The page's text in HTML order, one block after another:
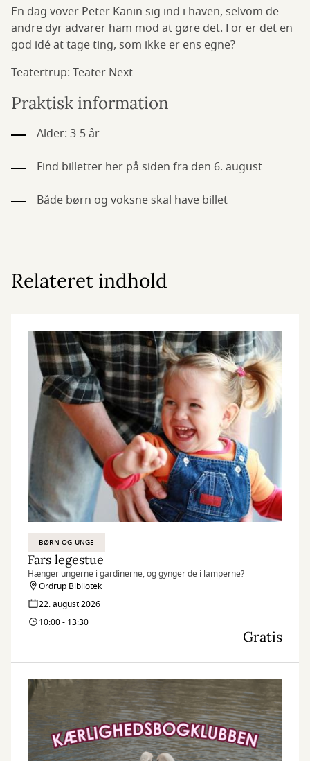
En dag vover Peter Kanin sig ind i haven, selvom de
andre dyr advarer ham mod at gøre det. For er det en
god idé at tage ting, som ikke er ens egne?
Teatertrup: Teater Next
Praktisk information
Alder: 3-5 år
Find billetter her på siden fra den 6. august
Både børn og voksne skal have billet
Relateret indhold
BØRN OG UNGE
Fars legestue
Hænger ungerne i gardinerne, og gynger de i lamperne?
Ordrup Bibliotek
22. august 2026
10:00 - 13:30
Gratis